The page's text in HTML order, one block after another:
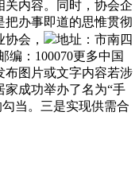
内容。同时，协会企
把办事即道的思惟贯彻
会，
地址：市南四
编：100070更多中国
布图片或文字内容若涉
成功举办了名为“手
当。三是实现供需合